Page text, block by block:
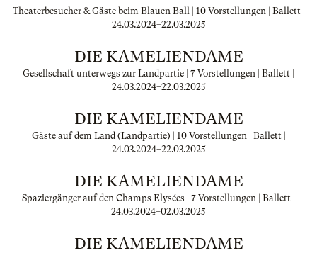
Theaterbesucher & Gäste beim Blauen Ball | 10 Vorstellungen | Ballett |
24.03.2024–22.03.2025
DIE KAMELIENDAME
Gesellschaft unterwegs zur Landpartie | 7 Vorstellungen | Ballett |
24.03.2024–22.03.2025
DIE KAMELIENDAME
Gäste auf dem Land (Landpartie) | 10 Vorstellungen | Ballett |
24.03.2024–22.03.2025
DIE KAMELIENDAME
Spaziergänger auf den Champs Elysées | 7 Vorstellungen | Ballett |
24.03.2024–02.03.2025
DIE KAMELIENDAME